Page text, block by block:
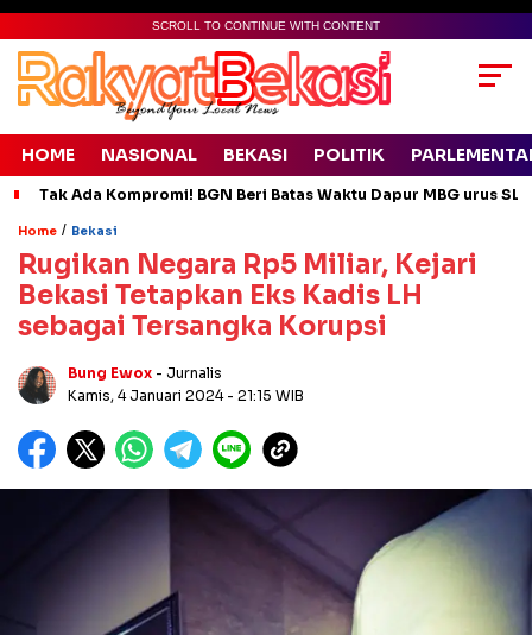
SCROLL TO CONTINUE WITH CONTENT
HOME NASIONAL BEKASI POLITIK
Tak Ada Kompromi! BGN Beri Batas Waktu Dapur MBG urus
Home / Bekasi
Rugikan Negara Rp5 Miliar, Kejari
Bekasi Tetapkan Eks Kadis LH
sebagai Tersangka Korupsi
Bung Ewox - Jurnalis
Kamis, 4 Januari 2024 - 21:15 WIB